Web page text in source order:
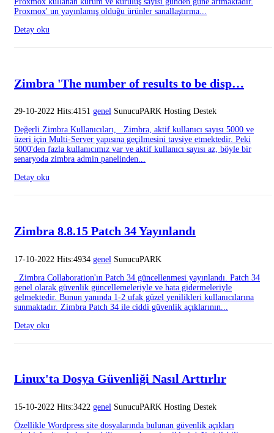
Proxmox' un yayınlamış olduğu ürünler sanallaştırma...
Detay oku
Zimbra 'The number of results to be disp…
29-10-2022 Hits:4151 genel SunucuPARK Hosting Destek
Değerli Zimbra Kullanıcıları, Zimbra, aktif kullanıcı sayısı 5000 ve
üzeri için Multi-Server yapısına geçilmesini tavsiye etmektedir. Peki
5000'den fazla kullanıcımız var ve aktif kullanıcı sayısı az, böyle bir
senaryoda zimbra admin panelinden...
Detay oku
Zimbra 8.8.15 Patch 34 Yayınlandı
17-10-2022 Hits:4934 genel SunucuPARK
Zimbra Collaboration'ın Patch 34 güncellenmesi yayınlandı. Patch 34
genel olarak güvenlik güncellemeleriyle ve hata gidermeleriyle
gelmektedir. Bunun yanında 1-2 ufak güzel yenilikleri kullanıcılarına
sunmaktadır. Zimbra Patch 34 ile ciddi güvenlik açıklarının...
Detay oku
Linux'ta Dosya Güvenliği Nasıl Arttırlır
15-10-2022 Hits:3422 genel SunucuPARK Hosting Destek
Özellikle Wordpress site dosyalarında bulunan güvenlik açıkları